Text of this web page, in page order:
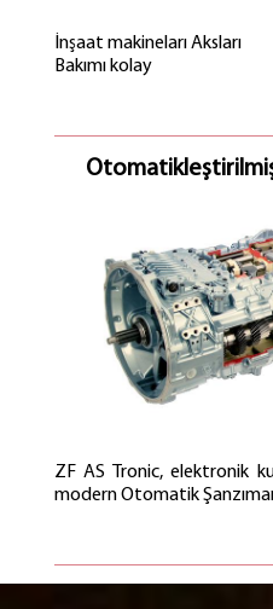
İnşaat makineları Aksları
Bakımı kolay
Uzun Ömür
Yüksek esneklik
Şanzımanın doğrudan
ZF AS Tronic, elektronik
modern Otomatik
ZF AS Tronic,
otomasyonu sayesinde
konforu; tüm parçaların